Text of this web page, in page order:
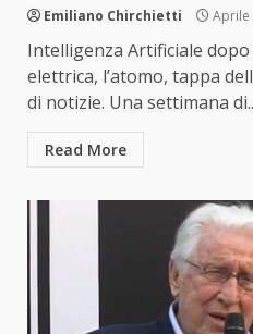
Emiliano Chirchietti Aprile
Intelligenza Artificiale dopo
elettrica, l’atomo, tappa
di notizie. Una settimana
Read More